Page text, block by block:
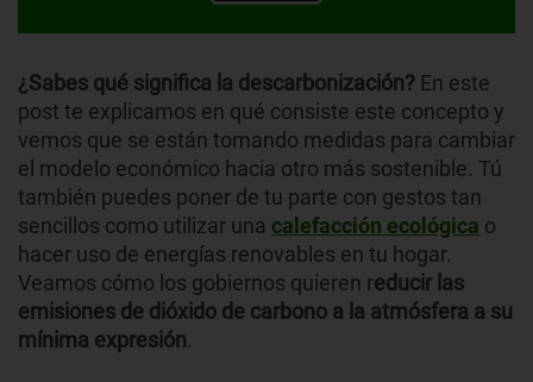
¿Sabes qué significa la descarbonización? En este
post te explicamos en qué consiste este concepto y
vemos que se están tomando medidas para cambiar
el modelo económico hacia otro más sostenible. Tú
también puedes poner de tu parte con gestos tan
sencillos como utilizar una calefacción ecológica o
hacer uso de energías renovables en tu hogar.
Veamos cómo los gobiernos quieren reducir las
emisiones de dióxido de carbono a la atmósfera a su
mínima expresión.